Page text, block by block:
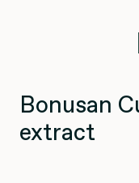
Bonusan
extract